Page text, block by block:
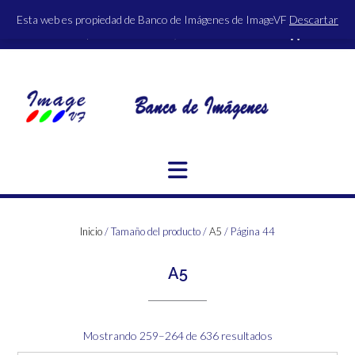
Esta web es propiedad de Banco de Imágenes de ImageVF Descartar
Inicio/ Tamaño del producto /A5 / Página 44
A5
Mostrando 259–264 de 636 resultadosOrdenado
por